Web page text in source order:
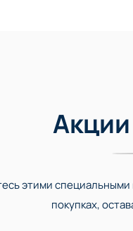
этими
покупках,